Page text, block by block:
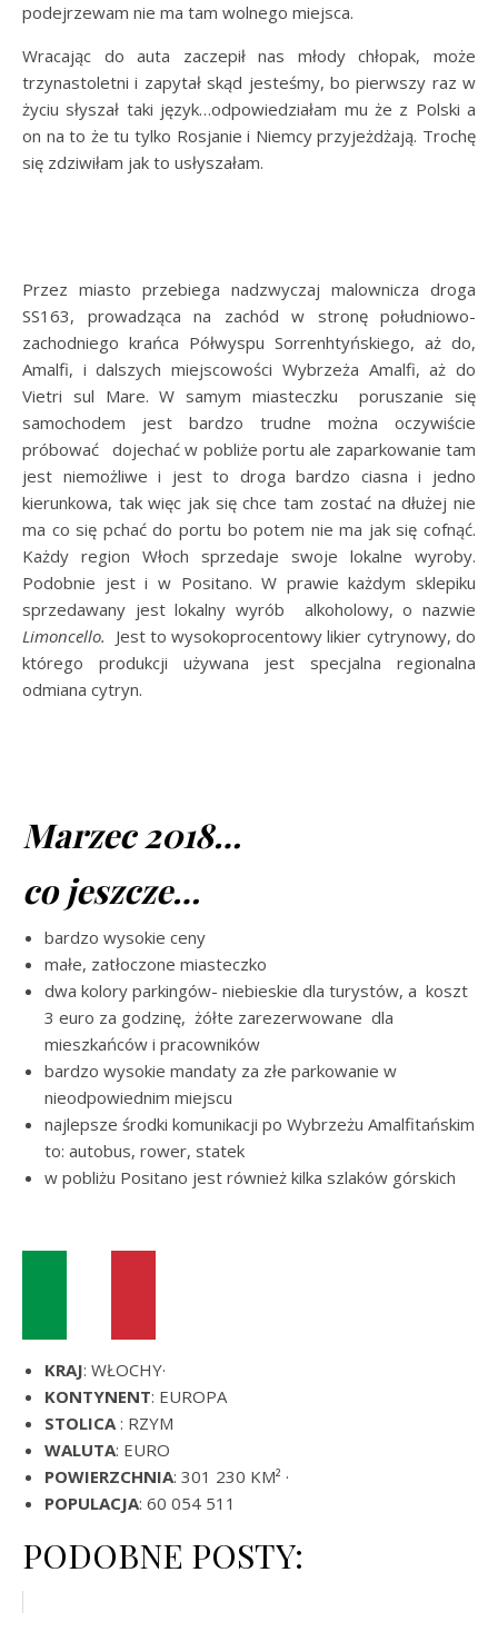
podejrzewam nie ma tam wolnego miejsca.
Wracając do auta zaczepił nas młody chłopak, może
trzynastoletni i zapytał skąd jesteśmy, bo pierwszy raz w
życiu słyszał taki język…odpowiedziałam mu że z Polski a
on na to że tu tylko Rosjanie i Niemcy przyjeżdżają. Trochę
się zdziwiłam jak to usłyszałam.
Przez miasto przebiega nadzwyczaj malownicza droga
SS163, prowadząca na zachód w stronę południowo-
zachodniego krańca Półwyspu Sorrenhtyńskiego, aż do,
Amalfi, i dalszych miejscowości Wybrzeża Amalfi, aż do
Vietri sul Mare. W samym miasteczku poruszanie się
samochodem jest bardzo trudne można oczywiście
próbować dojechać w pobliże portu ale zaparkowanie tam
jest niemożliwe i jest to droga bardzo ciasna i jedno
kierunkowa, tak więc jak się chce tam zostać na dłużej nie
ma co się pchać do portu bo potem nie ma jak się cofnąć.
Każdy region Włoch sprzedaje swoje lokalne wyroby.
Podobnie jest i w Positano. W prawie każdym sklepiku
sprzedawany jest lokalny wyrób alkoholowy, o nazwie
Limoncello. Jest to wysokoprocentowy likier cytrynowy, do
którego produkcji używana jest specjalna regionalna
odmiana cytryn.
Marzec 2018…
co jeszcze…
bardzo wysokie ceny
małe, zatłoczone miasteczko
dwa kolory parkingów- niebieskie dla turystów, a koszt
3 euro za godzinę, żółte zarezerwowane dla
mieszkańców i pracowników
bardzo wysokie mandaty za złe parkowanie w
nieodpowiednim miejscu
najlepsze środki komunikacji po Wybrzeżu Amalfitańskim
to: autobus, rower, statek
w pobliżu Positano jest również kilka szlaków górskich
KRAJ: WŁOCHY·
KONTYNENT: EUROPA
STOLICA: RZYM
WALUTA: EURO
POWIERZCHNIA: 301 230 KM² ·
POPULACJA: 60 054 511
PODOBNE POSTY: